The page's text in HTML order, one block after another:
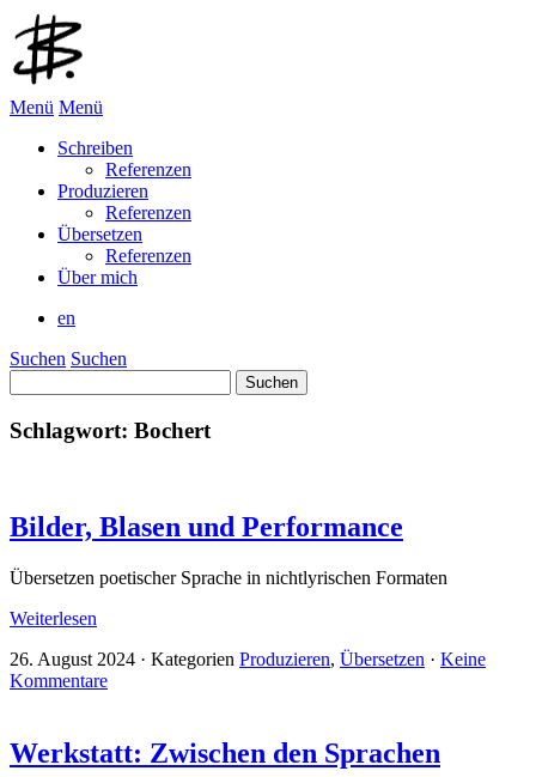
Menü Menü
Schreiben
Referenzen
Produzieren
Referenzen
Übersetzen
Referenzen
Über mich
en
Suchen Suchen
nach:
Schlagwort: Bochert
Bilder, Blasen und Performance
Übersetzen poetischer Sprache in nichtlyrischen Formaten
Weiterlesen
26. August 2024 · Kategorien Produzieren, Übersetzen · Keine
Kommentare
Werkstatt: Zwischen den Sprachen